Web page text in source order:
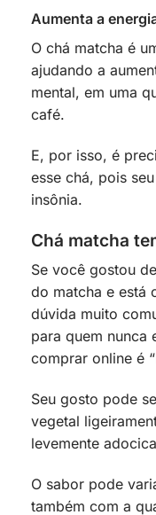
Aumenta a
O chá matcha é
ajudando a
mental, em uma
café.
E, por isso, é
esse chá, pois
insônia.
Chá matcha
Se você gostou
do matcha e está
dúvida muito
para quem nunca
comprar online é
Seu gosto pode
vegetal
levemente
O sabor pode
também com a